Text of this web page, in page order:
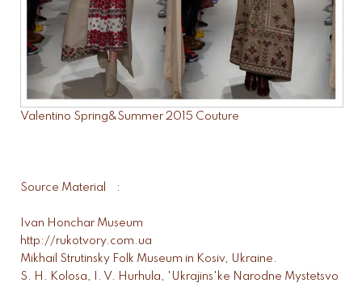
Valentino Spring&Summer 2015 Couture
Source Material :
Ivan Honchar Museum
http://rukotvory.com.ua
Mikhail Strutinsky Folk Museum in Kosiv, Ukraine.
S. H. Kolosa, I. V. Hurhula, 'Ukrajins'ke Narodne Mystetsvo